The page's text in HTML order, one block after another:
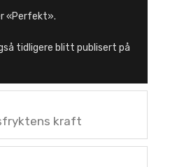
«Perfekt».
tidligere blitt publisert på
kraft